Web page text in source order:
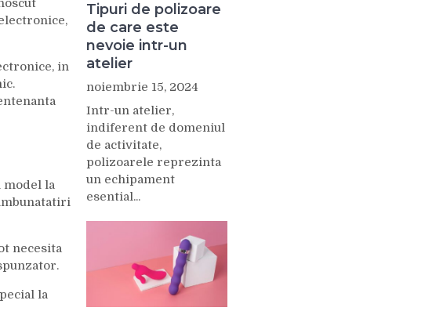
in
model la
necesita
la
Tipuri de polizoare
de care este
nevoie intr-un
atelier
noiembrie 15, 2024
Intr-un atelier,
indiferent de domeniul
de activitate,
polizoarele reprezinta
un echipament
esential...